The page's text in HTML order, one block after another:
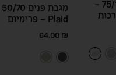
מגבת גוף פרימיום 75/140 –
Plaid – פרימיום
64.00 ₪